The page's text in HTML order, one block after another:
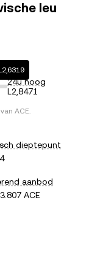
leu
24u hoog
L2,8471
ACE.
dieptepunt
aanbod
ACE